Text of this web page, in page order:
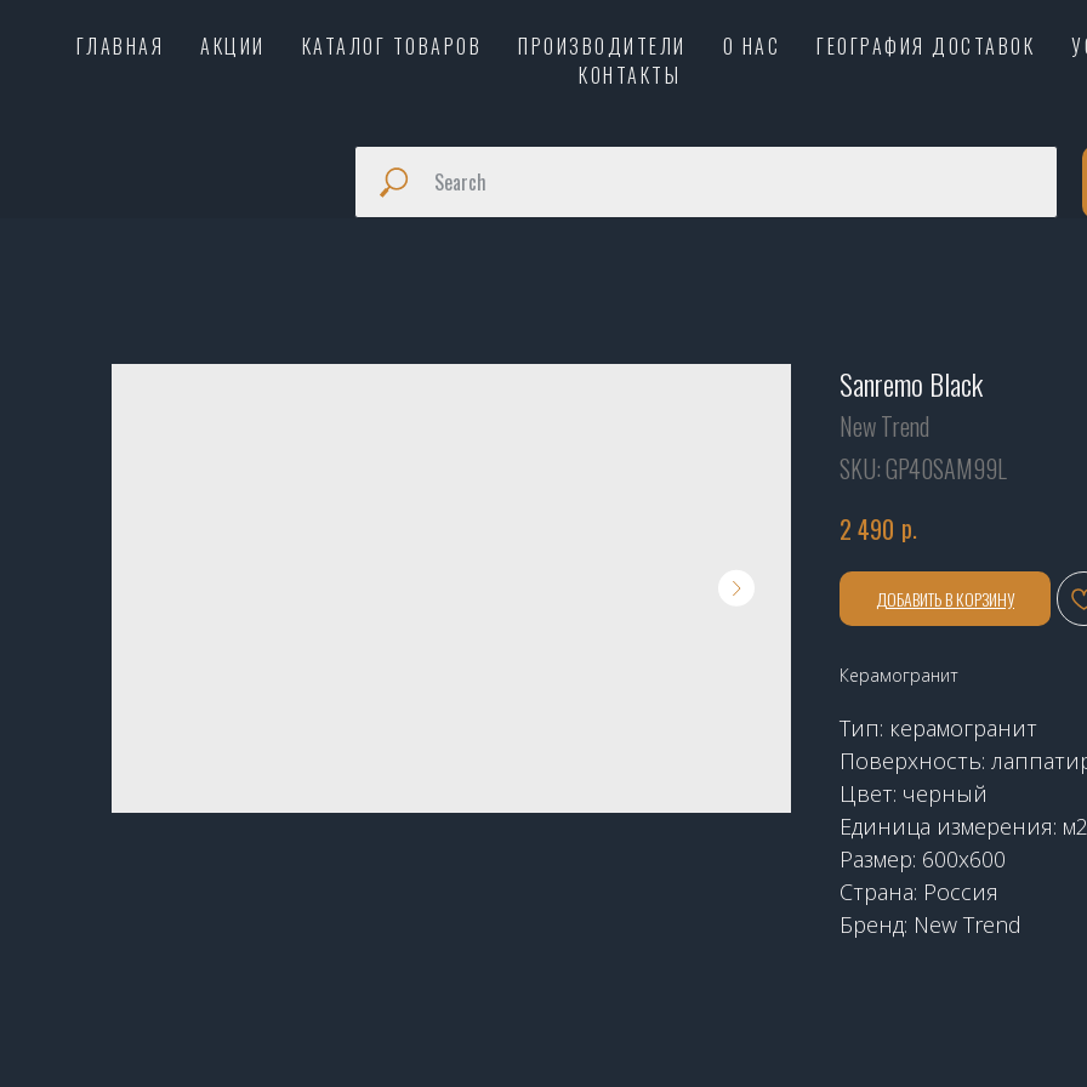
ГЛАВНАЯ АКЦИИ КАТАЛОГ ТОВАРОВ ПРОИЗВОДИТЕЛИ О НАС ГЕОГРАФИЯ ДОСТАВОК
КОНТАКТЫ
Sanremo Black
New Trend
SKU:GP40SAM99L
2 490 р.
ДОБАВИТЬ В КОРЗИНУ
Керамогранит
Тип: керамогранит
Поверхность:
Цвет: черный
Единица измерения: м2
Размер: 600x600
Страна: Россия
Бренд: New Trend